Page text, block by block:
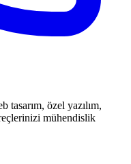
tasarım, özel yazılım,
mühendislik